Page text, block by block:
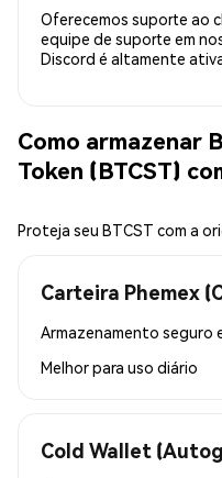
Oferecemos suporte ao
equipe de suporte em
Discord é altamente
Como armazenar
Token (BTCST)
Proteja seu BTCST com a
Carteira Phemex
Armazenamento seguro
Melhor para uso diário
Cold Wallet